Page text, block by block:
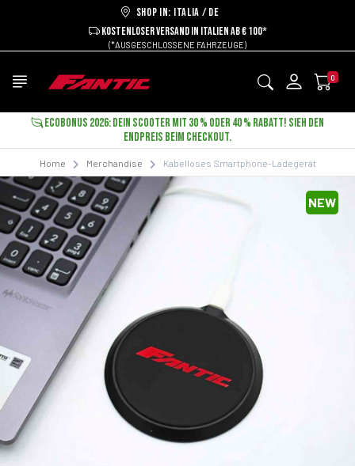
Shop in: ITALIA / DE
KOSTENLOSER VERSAND IN ITALIEN AB € 100*
(*AUSGESCHLOSSENE FAHRZEUGE)
0
ECOBONUS 2026: DEIN SCOOTER MIT 30 % ODER 40 % RABATT! SIEH DEN
ENDPREIS BEIM CHECKOUT.
Home Merchandise Kabelloses Smartphone-Ladegerät
NEW